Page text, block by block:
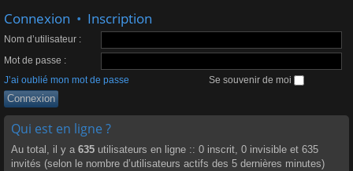
Connexion • Inscription
Nom d’utilisateur :
Mot de passe :
J’ai oublié mon mot de passe
Se souvenir de moi
Qui est en ligne ?
Au total, il y a 635 utilisateurs en ligne :: 0 inscrit, 0 invisible et 635
invités (selon le nombre d’utilisateurs actifs des 5 dernières minutes)